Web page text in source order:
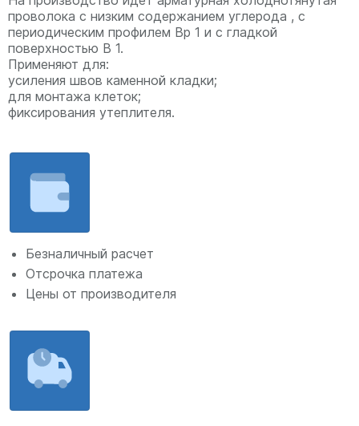
проволока с низким содержанием углерода , с
периодическим профилем Вр 1 и с гладкой
поверхностью В 1.
Применяют для:
усиления швов каменной кладки;
для монтажа клеток;
фиксирования утеплителя.
Безналичный расчет
Отсрочка платежа
Цены от производителя